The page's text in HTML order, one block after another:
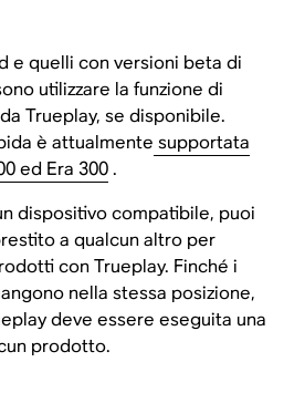
e quelli con versioni beta di
utilizzare la funzione di
Trueplay, se disponibile.
è attualmente supportata
ed Era 300.
dispositivo compatibile, puoi
a qualcun altro per
con Trueplay. Finché i
nella stessa posizione,
deve essere eseguita una
prodotto.